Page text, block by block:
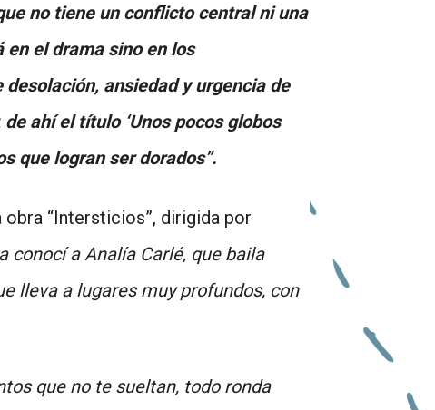
no tiene un conflicto central ni una
el drama sino en los
ansiedad y urgencia de
ahí el título ‘Unos pocos globos
que logran ser dorados”.
“Intersticios”, dirigida por
conocí a Analía Carlé, que baila
lleva a lugares muy profundos, con
que no te sueltan, todo ronda